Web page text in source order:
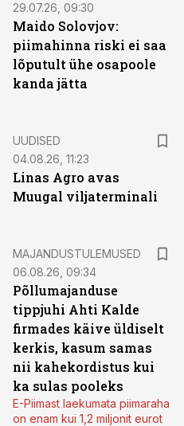
29.07.26, 09:30
Maido Solovjov:
piimahinna riski ei saa
lõputult ühe osapoole
kanda jätta
UUDISED
04.08.26, 11:23
Linas Agro avas
Muugal viljaterminali
MAJANDUSTULEMUSED
06.08.26, 09:34
Põllumajanduse
tippjuhi Ahti Kalde
firmades käive üldiselt
kerkis, kasum samas
nii kahekordistus kui
ka sulas pooleks
E-Piimast laekumata piimaraha
on enam kui 1,2 miljonit eurot